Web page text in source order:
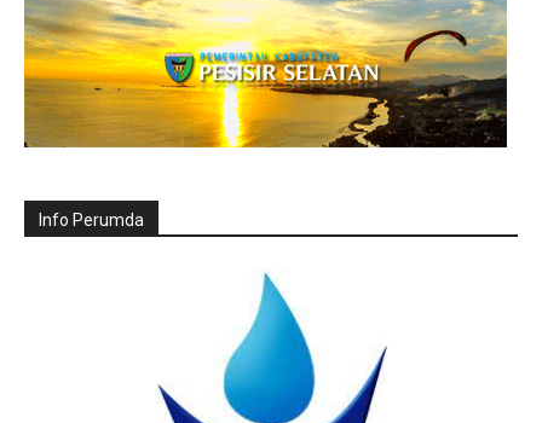
Info Perumda